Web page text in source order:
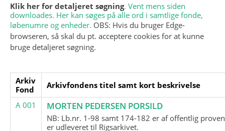
Klik her for detaljeret søgning. Vent mens siden
downloades. Her kan søges på alle ord i samtlige fonde,
løbenumre og enheder. OBS: Hvis du bruger Edge-
browseren, så skal du pt. acceptere cookies for at kunne
bruge detaljeret søgning.
Arkiv
Fond
Arkivfondens titel samt kort beskrivelse
A 001
MORTEN PEDERSEN PORSILD
NB: Lb.nr. 1-98 samt 174-182 er af offentlig
er udleveret til Rigsarkivet.